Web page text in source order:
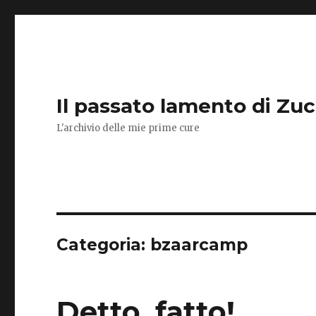
Il passato lamento di
L'archivio delle mie prime cure
Categoria: bzaarcamp